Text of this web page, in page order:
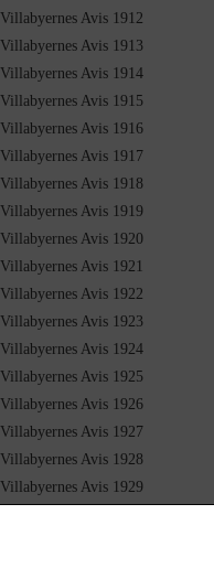
Villabyernes Avis 1912
Villabyernes Avis 1913
Villabyernes Avis 1914
Villabyernes Avis 1915
Villabyernes Avis 1916
Villabyernes Avis 1917
Villabyernes Avis 1918
Villabyernes Avis 1919
Villabyernes Avis 1920
Villabyernes Avis 1921
Villabyernes Avis 1922
Villabyernes Avis 1923
Villabyernes Avis 1924
Villabyernes Avis 1925
Villabyernes Avis 1926
Villabyernes Avis 1927
Villabyernes Avis 1928
Villabyernes Avis 1929